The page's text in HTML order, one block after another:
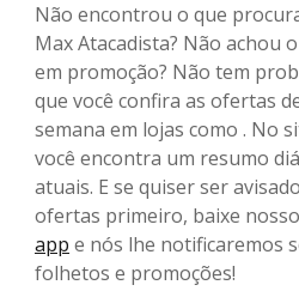
Não encontrou o que
Max Atacadista? Não achou
em promoção? Não tem
que você confira as ofertas
semana em lojas como . No
você encontra um resumo
atuais. E se quiser ser
ofertas primeiro, baixe
app e nós lhe notificaremos
folhetos e promoções!